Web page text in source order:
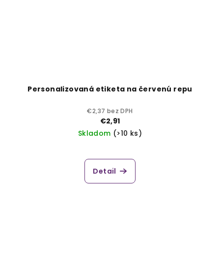
Personalizovaná etiketa na červenú repu
€2,37 bez DPH
€2,91
Skladom (>10 ks)
Detail